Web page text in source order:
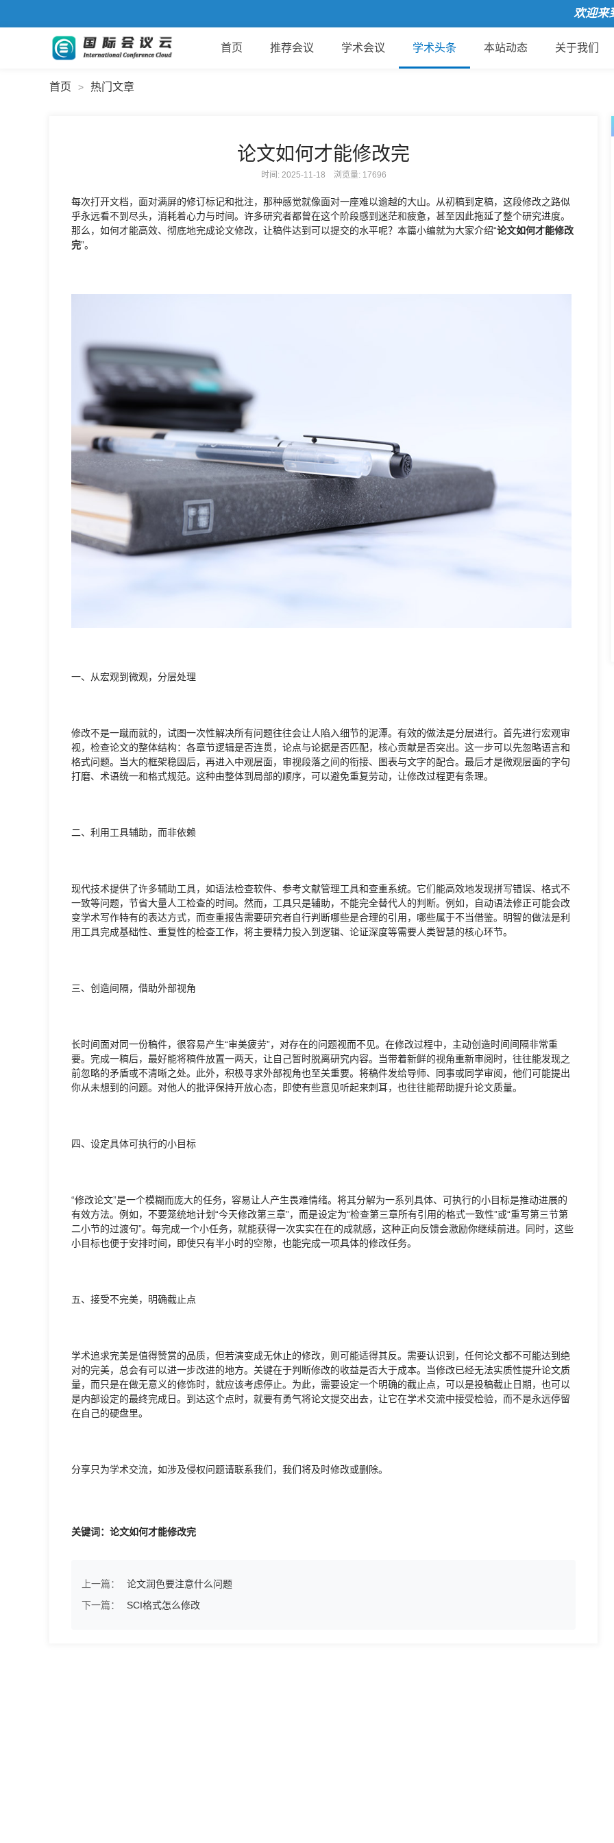
欢迎来到
首页 推荐会议 学术会议 学术头条 本站动态 关于我们
首页 > 热门文章
论文如何才能修改完
时间: 2025-11-18 浏览量: 17696
每次打开文档，面对满屏的修订标记和批注，那种感觉就像面对一座难以逾越的大山。从初稿到定稿，这段修改之路似
乎永远看不到尽头，消耗着心力与时间。许多研究者都曾在这个阶段感到迷茫和疲惫，甚至因此拖延了整个研究进度。
那么，如何才能高效、彻底地完成论文修改，让稿件达到可以提交的水平呢？本篇小编就为大家介绍“论文如何才能修改
完”。
一、从宏观到微观，分层处理
修改不是一蹴而就的，试图一次性解决所有问题往往会让人陷入细节的泥潭。有效的做法是分层进行。首先进行宏观审
视，检查论文的整体结构：各章节逻辑是否连贯，论点与论据是否匹配，核心贡献是否突出。这一步可以先忽略语言和
格式问题。当大的框架稳固后，再进入中观层面，审视段落之间的衔接、图表与文字的配合。最后才是微观层面的字句
打磨、术语统一和格式规范。这种由整体到局部的顺序，可以避免重复劳动，让修改过程更有条理。
二、利用工具辅助，而非依赖
现代技术提供了许多辅助工具，如语法检查软件、参考文献管理工具和查重系统。它们能高效地发现拼写错误、格式不
一致等问题，节省大量人工检查的时间。然而，工具只是辅助，不能完全替代人的判断。例如，自动语法修正可能会改
变学术写作特有的表达方式，而查重报告需要研究者自行判断哪些是合理的引用，哪些属于不当借鉴。明智的做法是利
用工具完成基础性、重复性的检查工作，将主要精力投入到逻辑、论证深度等需要人类智慧的核心环节。
三、创造间隔，借助外部视角
长时间面对同一份稿件，很容易产生“审美疲劳”，对存在的问题视而不见。在修改过程中，主动创造时间间隔非常重
要。完成一稿后，最好能将稿件放置一两天，让自己暂时脱离研究内容。当带着新鲜的视角重新审阅时，往往能发现之
前忽略的矛盾或不清晰之处。此外，积极寻求外部视角也至关重要。将稿件发给导师、同事或同学审阅，他们可能提出
你从未想到的问题。对他人的批评保持开放心态，即使有些意见听起来刺耳，也往往能帮助提升论文质量。
四、设定具体可执行的小目标
“修改论文”是一个模糊而庞大的任务，容易让人产生畏难情绪。将其分解为一系列具体、可执行的小目标是推动进展的
有效方法。例如，不要笼统地计划“今天修改第三章”，而是设定为“检查第三章所有引用的格式一致性”或“重写第三节第
二小节的过渡句”。每完成一个小任务，就能获得一次实实在在的成就感，这种正向反馈会激励你继续前进。同时，这些
小目标也便于安排时间，即使只有半小时的空隙，也能完成一项具体的修改任务。
五、接受不完美，明确截止点
学术追求完美是值得赞赏的品质，但若演变成无休止的修改，则可能适得其反。需要认识到，任何论文都不可能达到绝
对的完美，总会有可以进一步改进的地方。关键在于判断修改的收益是否大于成本。当修改已经无法实质性提升论文质
量，而只是在做无意义的修饰时，就应该考虑停止。为此，需要设定一个明确的截止点，可以是投稿截止日期，也可以
是内部设定的最终完成日。到达这个点时，就要有勇气将论文提交出去，让它在学术交流中接受检验，而不是永远停留
在自己的硬盘里。
分享只为学术交流，如涉及侵权问题请联系我们，我们将及时修改或删除。
关键词：论文如何才能修改完
上一篇：
论文润色要注意什么问题
下一篇：
SCI格式怎么修改